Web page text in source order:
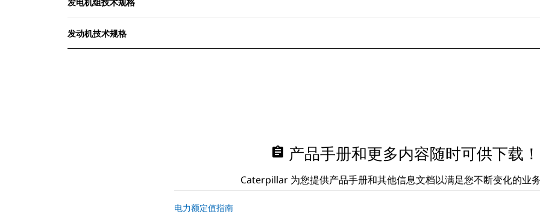
发电机组技术规格
发动机技术规格
assignment 产品手册和更多内容随时可供下载！
Caterpillar 为您提供产品手册和其他信息文档以满足您不断变化的业
电力额定值指南